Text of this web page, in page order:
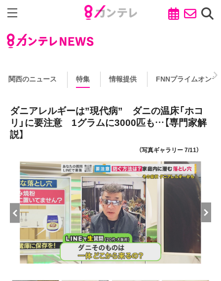
関西のニュース 特集 情報提供 FNNプライムオンラ
ダニアレルギーは”現代病” ダニの温床「ホコ
リ」に要注意 1グラムに3000匹も…【専門家解
説】
（写真ギャラリー 7/11）